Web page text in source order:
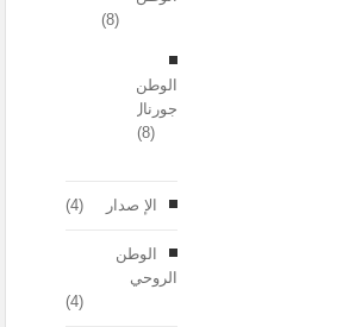
(8)
الوطن
جورنال
(8)
الإ صدار (4)
الوطن
الروحي
(4)